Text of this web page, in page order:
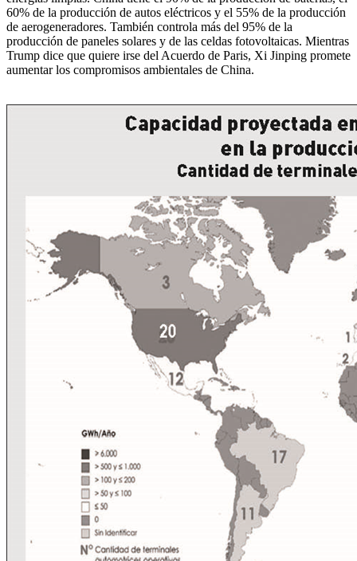
60% de la producción de autos eléctricos y el 55% de la producción
de aerogeneradores. También controla más del 95% de la
producción de paneles solares y de las celdas fotovoltaicas. Mientras
Trump dice que quiere irse del Acuerdo de Paris, Xi Jinping promete
aumentar los compromisos ambientales de China.